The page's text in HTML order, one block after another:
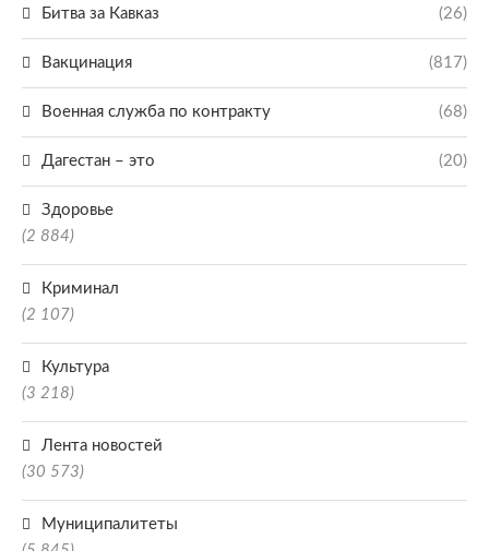
Битва за Кавказ (26)
Вакцинация (817)
Военная служба по контракту (68)
Дагестан – это (20)
Здоровье
(2 884)
Криминал
(2 107)
Культура
(3 218)
Лента новостей
(30 573)
Муниципалитеты